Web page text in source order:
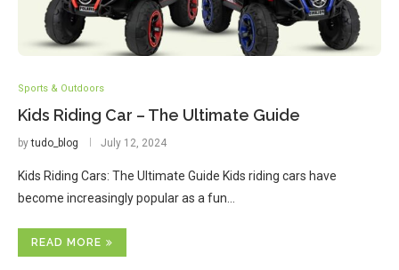
Sports & Outdoors
Kids Riding Car – The Ultimate Guide
bytudo_blog July 12, 2024
Kids Riding Cars: The Ultimate Guide Kids riding cars have
become increasingly popular as a fun…
READ MORE